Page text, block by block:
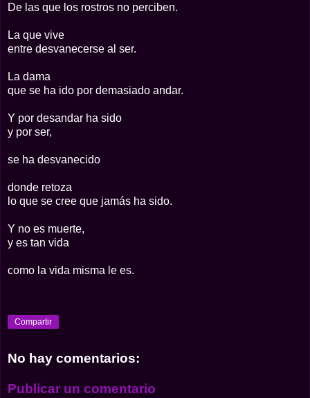
De las que los rostros no perciben.
La que vive
entre desvanecerse al ser.
La dama
que se ha ido por demasiado andar.
Y por desandar ha sido
y por ser,
se ha desvanecido
donde retoza
lo que se cree que jamás ha sido.
Y no es muerte,
y es tan vida
como la vida misma le es.
Compartir
No hay comentarios:
Publicar un comentario